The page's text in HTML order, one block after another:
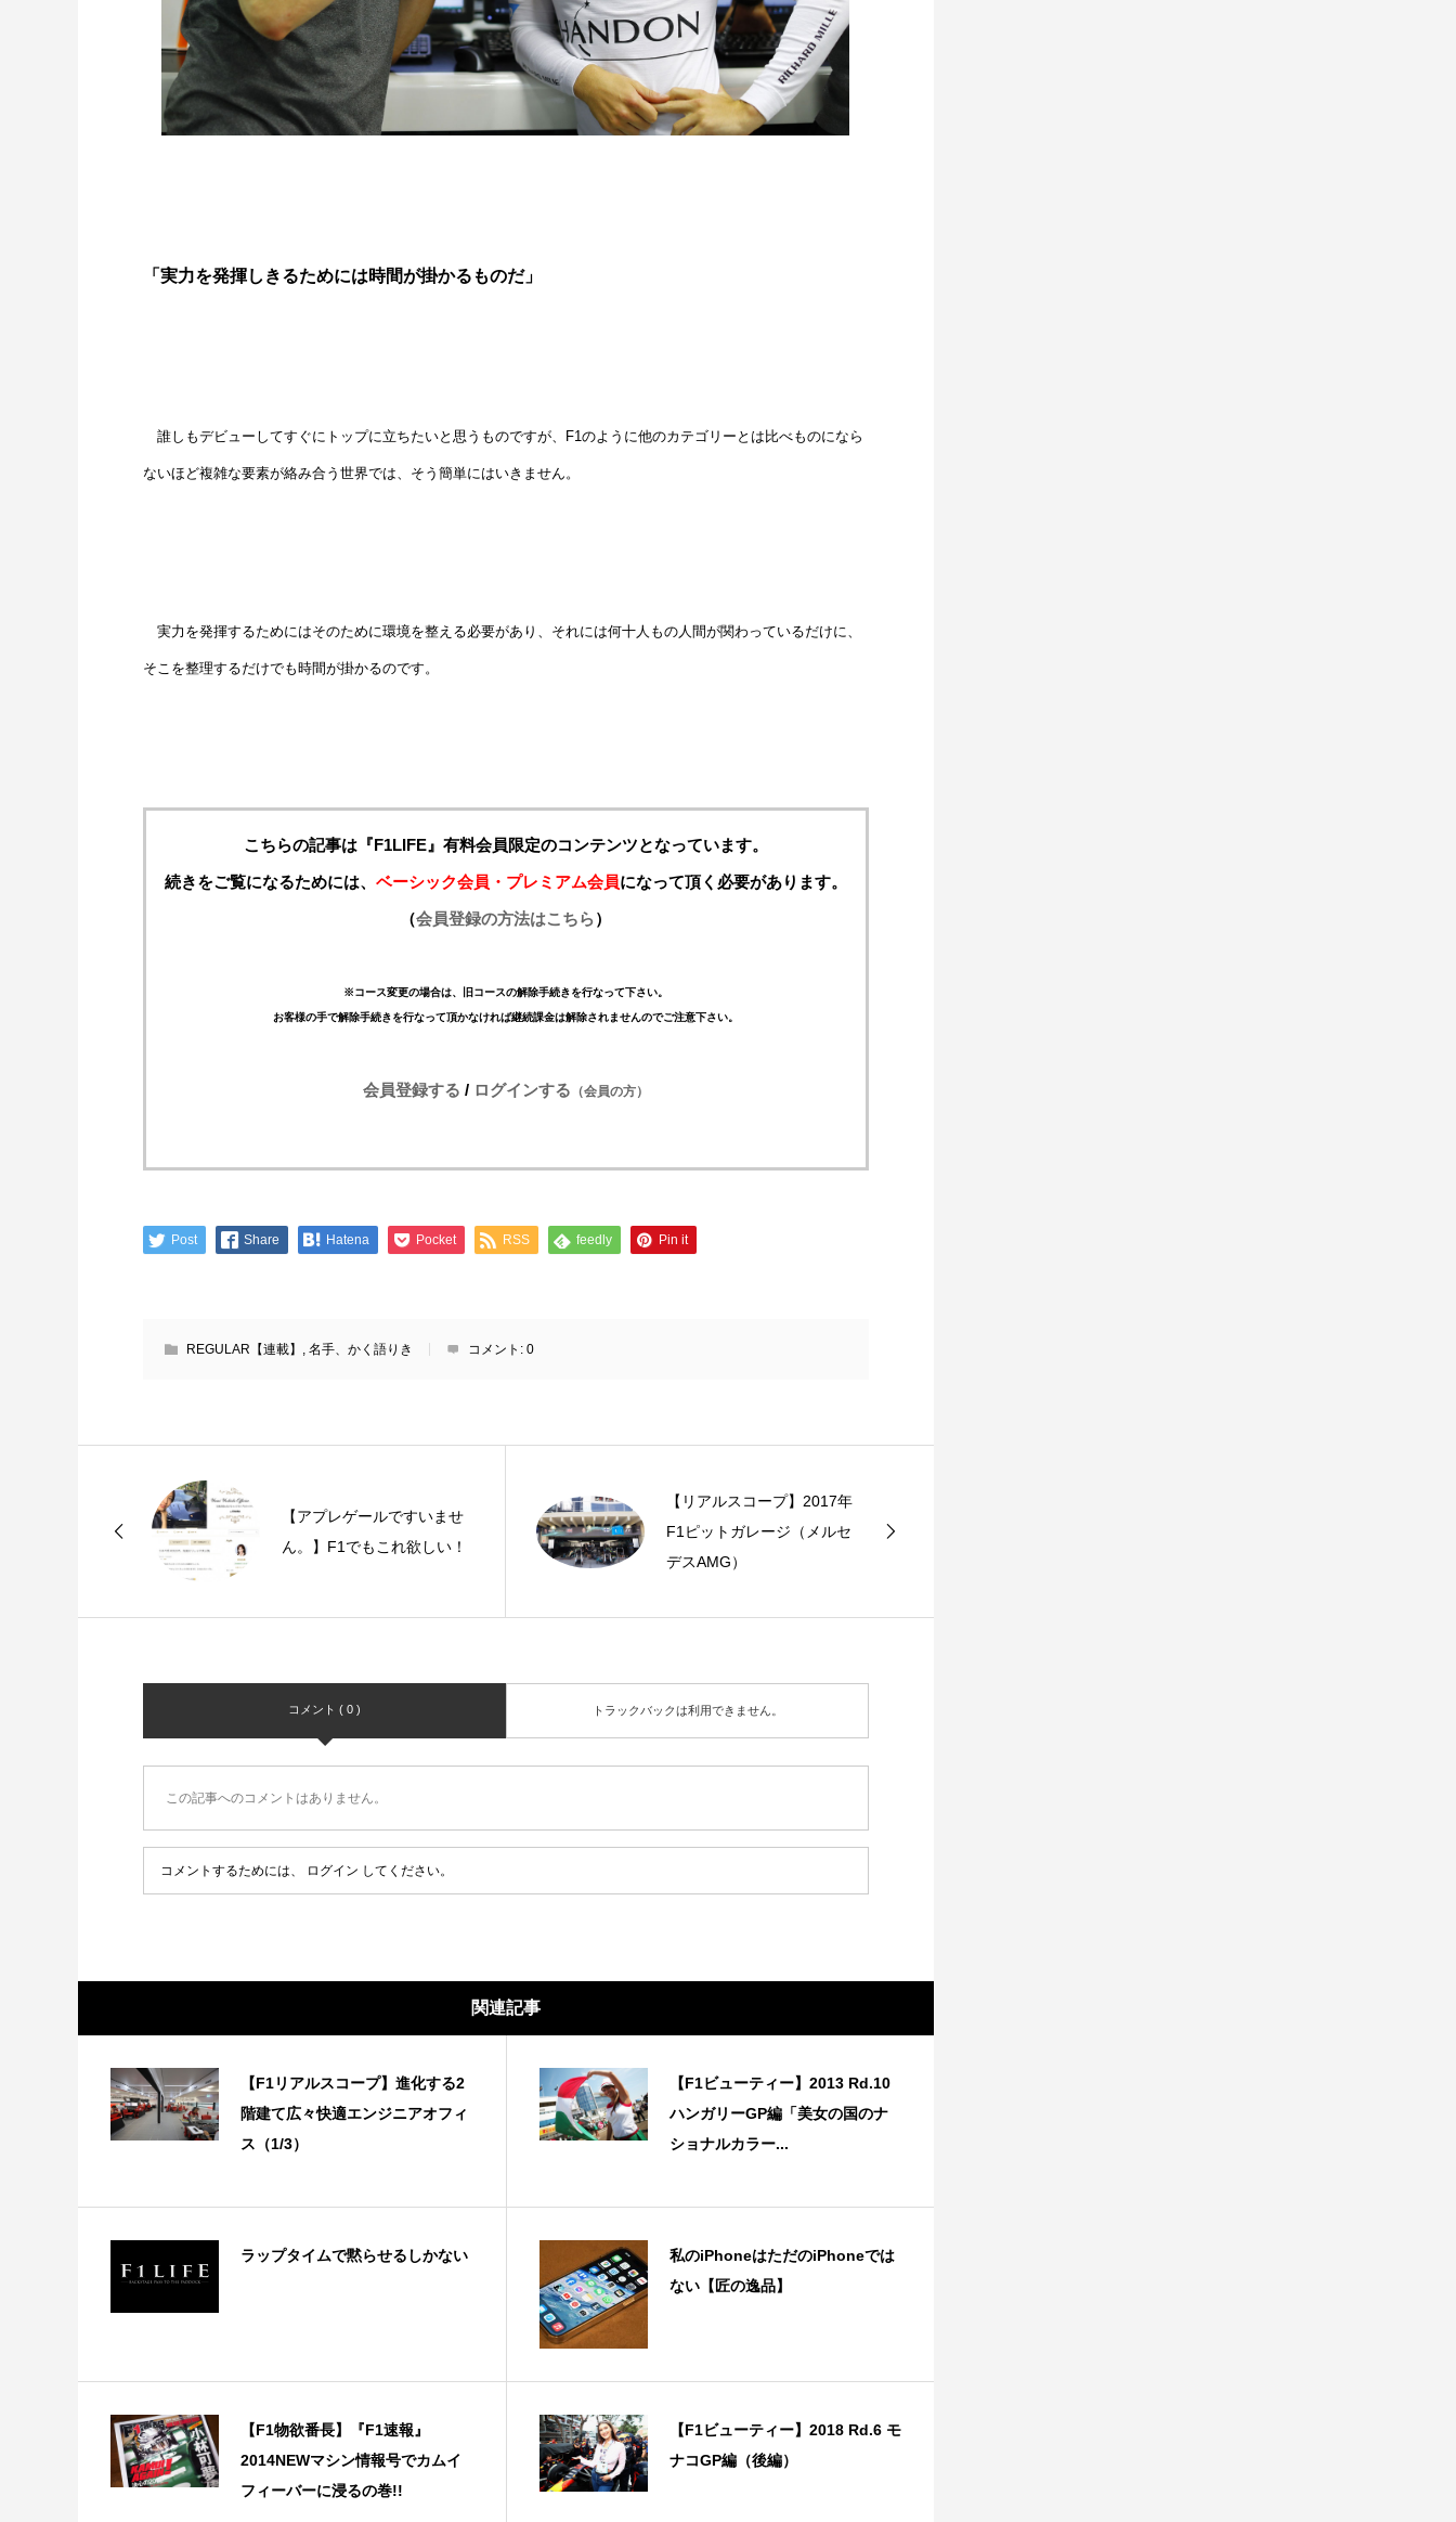
「実力を発揮しきるためには時間が掛かるものだ」
誰しもデビューしてすぐにトップに立ちたいと思うものですが、F1のように他のカテゴリーとは比べものになら
ないほど複雑な要素が絡み合う世界では、そう簡単にはいきません。
実力を発揮するためにはそのために環境を整える必要があり、それには何十人もの人間が関わっているだけに、
そこを整理するだけでも時間が掛かるのです。
こちらの記事は『F1LIFE』有料会員限定のコンテンツとなっています。
続きをご覧になるためには、 ベーシック会員・プレミアム会員になって頂く必要があります。
（会員登録の方法はこちら）
※コース変更の場合は、旧コースの解除手続きを行なって下さい。
お客様の手で解除手続きを行なって頂かなければ継続課金は解除されませんのでご注意下さい。
会員登録する / ログインする （会員の方）
Post Share Hatena Pocket RSS feedly Pin it
REGULAR【連載】 , 名手、かく語りき コメント: 0
【アプレゲールですいませ
ん。】F1でもこれ欲しい！
【リアルスコープ】2017年
F1ピットガレージ（メルセ
デスAMG）
コメント ( 0 ) トラックバックは利用できません。
この記事へのコメントはありません。
コメントするためには、 ログイン してください。
関連記事
【F1リアルスコープ】進化する2
階建て広々快適エンジニアオフィ
ス（1/3）
【F1ビューティー】2013 Rd.10
ハンガリーGP編「美女の国のナ
ショナルカラー...
ラップタイムで黙らせるしかない
私のiPhoneはただのiPhoneでは
ない【匠の逸品】
【F1物欲番長】『F1速報』
2014NEWマシン情報号でカムイ
フィーバーに浸るの巻!!
【F1ビューティー】2018 Rd.6 モ
ナコGP編（後編）